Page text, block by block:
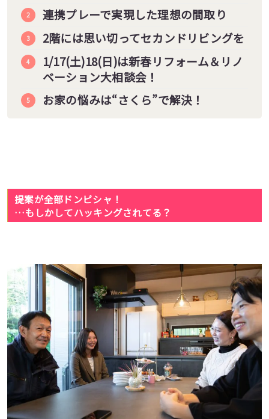
連携プレーで実現した理想の間取り
2階には思い切ってセカンドリビングを
1/17(土)18(日)は新春リフォーム＆リノ
ベーション大相談会！
お家の悩みは“さくら”で解決！
提案が全部ドンピシャ！
…もしかしてハッキングされてる？